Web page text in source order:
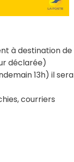
à destination de
déclarée)
13h) il sera
courriers